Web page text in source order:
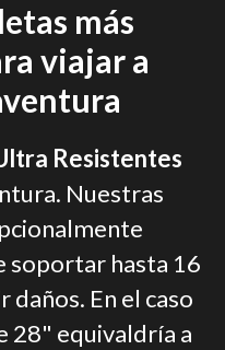
más
viajar a
Resistentes
Nuestras
soportar hasta 16
daños. En el caso
28" equivaldría a